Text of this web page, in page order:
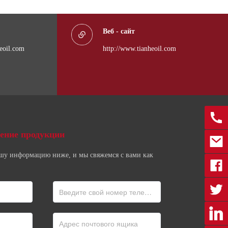
Веб - сайт
http://www.tianheoil.com
продукции
информацию ниже, и мы свяжемся с вами как